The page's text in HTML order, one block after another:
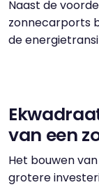
Naast de
zonnecarports
de
van een
Het bouwen
grotere